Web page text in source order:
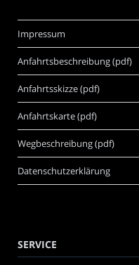
Impressum
Anfahrtsbeschreibung (pdf)
Anfahrtsskizze (pdf)
Anfahrtskarte (pdf)
Wegbeschreibung (pdf)
Datenschutzerklärung
SERVICE